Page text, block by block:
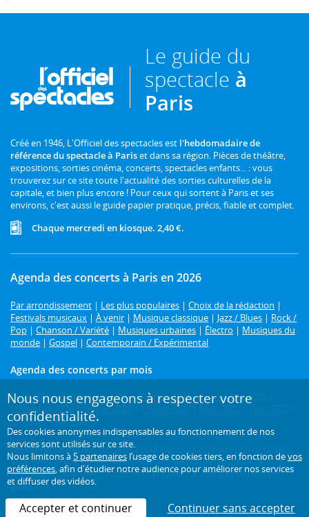
Le guide du
spectacle à
Paris
Créé en 1946, L'Officiel des spectacles est l'hebdomadaire de
référence du spectacle à Pariset dans sa région. Pièces de théâtre,
expositions, sorties cinéma, concerts, spectacles enfants... : vous
trouverez sur ce site toute l'actualité des sorties culturelles de la
capitale, et bien plus encore ! Pour ceux qui sortent à Paris et ses
environs, c'est aussi le guide papier pratique, précis, fiable et complet.
Chaque mercredi en kiosque. 2,40 €.
Agenda des concerts à Paris en 2026
Par arrondissement | Les plus populaires | Choix de la rédaction |
Festivals musicaux | À venir | Musique classique | Jazz / Blues | Rock /
Pop | Chanson / Variété | Musiques urbaines | Électro | Musiques du
monde | Gospel | Contemporain / Expérimental
Agenda des concerts par mois
Août 2026| Septembre 2026|Octobre 2026|Novembre 2026
Décembre 2026
| Janvier 2027 Février 2027
Mai 2027| Juin 2027
Un concert à Paris ?Retrouvez tout l'agenda 2026 des concerts dans
la capitale avec L'Officiel des spectacles. Classique, jazz, rock, gospel,
musique tzigane, électro, rap, soul et funk... : il y en a pour tous les
goûts !
Nous nous engageons à respecter votre
confidentialité.
Des cookies anonymes indispensables au fonctionnement de nos
services sont utilisés sur ce site.
Nous limitons à 5 partenaires l’usage de cookies tiers, en fonction devos
préférences, afin d'étudier notre audience pour améliorer nos services
et diffuser des vidéos.
Accepter et continuer Continuer sans accepter